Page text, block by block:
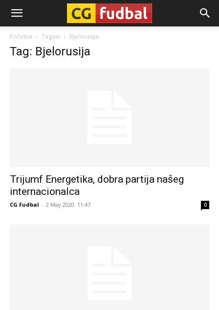
CG-
Fudbal
Početna Tagovi Bjelorusija
Tag: Bjelorusija
Trijumf Energetika, dobra partija našeg
internacionalca
CG Fudbal - 2 May 2020. 11:47 0